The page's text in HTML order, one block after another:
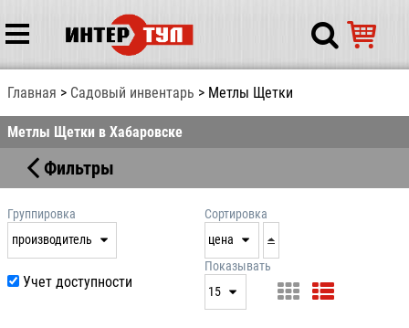
Главная Садовый инвентарь Метлы Щетки
Метлы Щетки в Хабаровске
Фильтры
Группировка
производитель
производитель
Сортировка
цена
дата
цена
Учет доступности
Показывать
15